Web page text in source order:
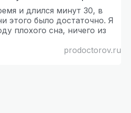
и длился минут 30, в
этого было достаточно. Я
плохого сна, ничего из
prodoctorov.ru